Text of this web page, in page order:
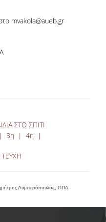
mvakola@aueb.gr
ΣΤΟ ΣΠΙΤΙ
3η | 4η |
Λυμπερόπουλος, ΟΠΑ